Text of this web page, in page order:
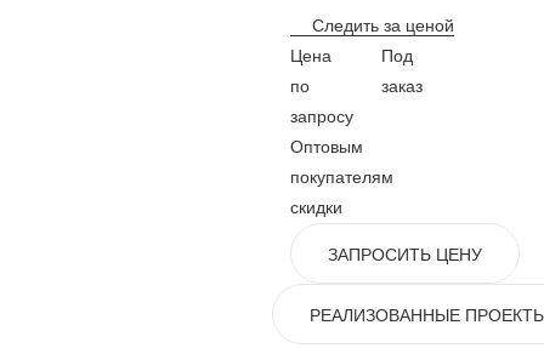
Следить за ценой
Цена
по
запросу
Оптовым
покупателям
скидки
Под
заказ
ЗАПРОСИТЬ ЦЕНУ
РЕАЛИЗОВАННЫЕ